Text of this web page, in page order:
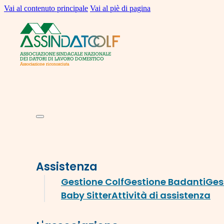
Vai al contenuto principale Vai al piè di pagina
Assistenza
Gestione ColfGestione Badanti
Baby SitterAttività di assistenza